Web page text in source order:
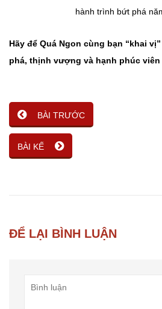
hành trình bứt phá
Hãy để Quá Ngon cùng bạn “khai
phá, thịnh vượng và hạnh phúc viên
BÀI TRƯỚC
BÀI KẾ
ĐỂ LẠI BÌNH LUẬN